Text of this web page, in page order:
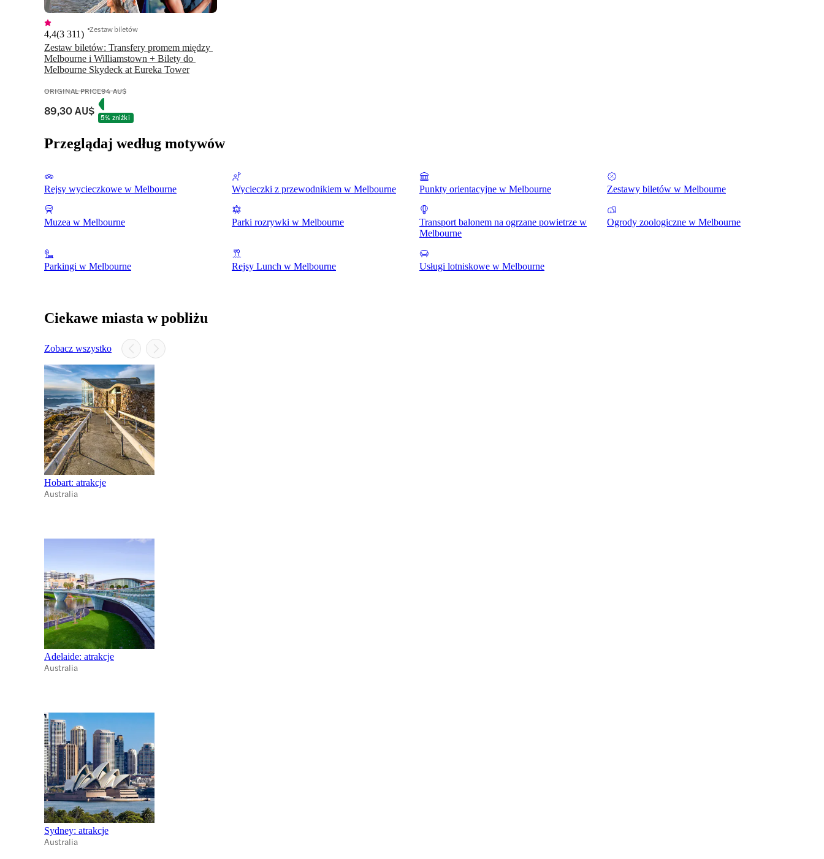
Zestaw biletów: Transfery promem między
Melbourne i Williamstown + Bilety do
Melbourne Skydeck at Eureka Tower
4,4(3 311) Zestaw biletów
ORIGINAL PRICE94 AU$
89,30 AU$ 5% zniżki
Przeglądaj według motywów
Rejsy wycieczkowe w Melbourne Wycieczki z przewodnikiem w Melbourne Punkty orientacyjne w Melbourne Zestawy biletów w Melbourne
Muzea w Melbourne Parki rozrywki w Melbourne
Transport balonem na ogrzane powietrze w
Melbourne
Ogrody zoologiczne w Melbourne
Parkingi w Melbourne Rejsy Lunch w Melbourne Usługi lotniskowe w Melbourne
Ciekawe miasta w pobliżu
Zobacz wszystko
Hobart: atrakcje
Australia
Adelaide: atrakcje
Australia
Sydney: atrakcje
Australia